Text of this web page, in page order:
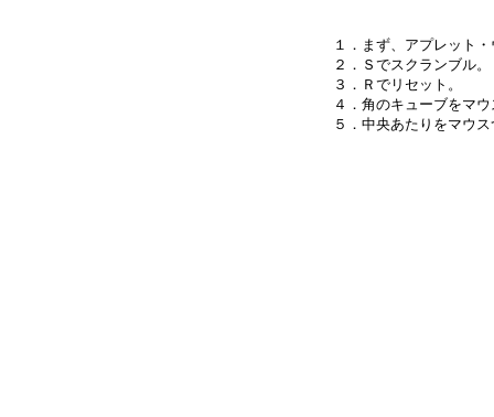
１．まず、アプレット
２．Ｓでスクランブル。
３．Ｒでリセット。
４．角のキューブをマ